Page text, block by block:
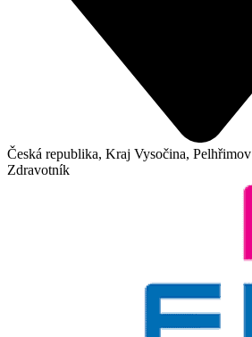
Česká republika, Kraj Vysočina, Pelhřimov
Zdravotník